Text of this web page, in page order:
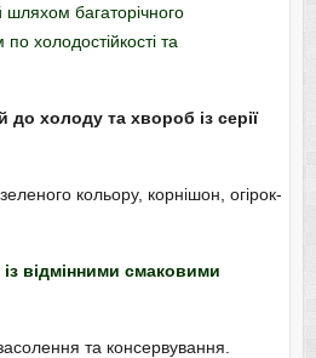
багаторічного
холодостійкості та
до холоду та хвороб із серії
кольору, корнішон, огірок-
із відмінними смаковими
та консервування.